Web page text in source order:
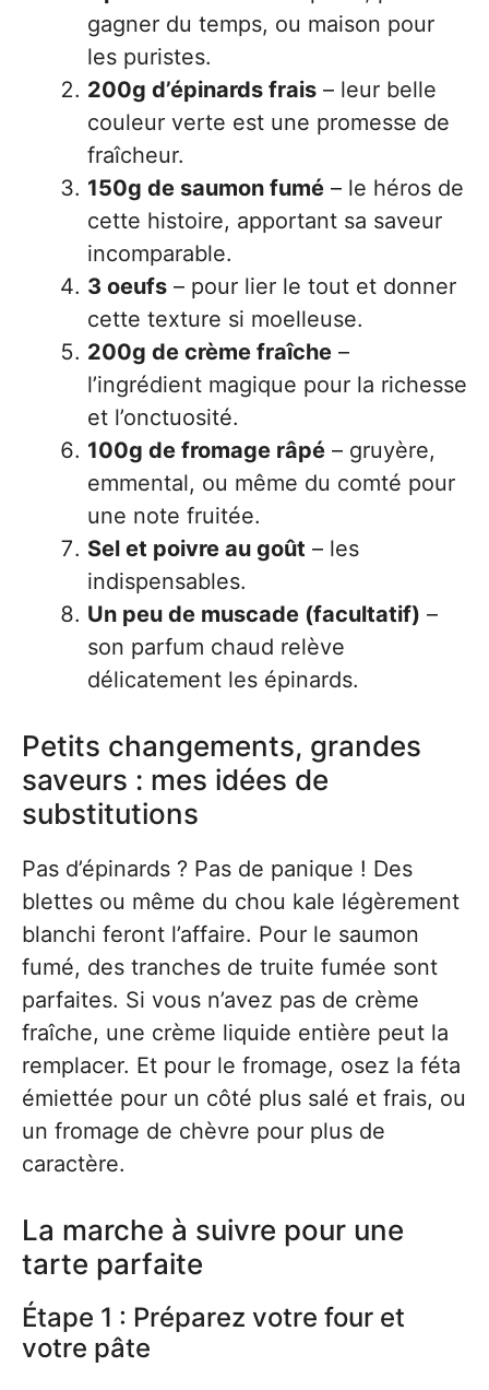
gagner du temps, ou maison pour
les puristes.
200g d’épinards frais – leur belle
couleur verte est une promesse de
fraîcheur.
150g de saumon fumé – le héros de
cette histoire, apportant sa saveur
incomparable.
3 oeufs – pour lier le tout et donner
cette texture si moelleuse.
200g de crème fraîche –
l’ingrédient magique pour la richesse
et l’onctuosité.
100g de fromage râpé – gruyère,
emmental, ou même du comté pour
une note fruitée.
Sel et poivre au goût – les
indispensables.
Un peu de muscade (facultatif) –
son parfum chaud relève
délicatement les épinards.
Petits changements, grandes
saveurs : mes idées de
substitutions
Pas d’épinards ? Pas de panique ! Des
blettes ou même du chou kale légèrement
blanchi feront l’affaire. Pour le saumon
fumé, des tranches de truite fumée sont
parfaites. Si vous n’avez pas de crème
fraîche, une crème liquide entière peut la
remplacer. Et pour le fromage, osez la féta
émiettée pour un côté plus salé et frais, ou
un fromage de chèvre pour plus de
caractère.
La marche à suivre pour une
tarte parfaite
Étape 1 : Préparez votre four et
votre pâte